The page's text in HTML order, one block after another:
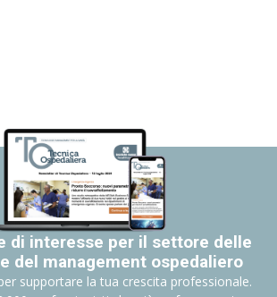
di interesse per il settore delle
del management ospedaliero
supportare la tua crescita professionale.